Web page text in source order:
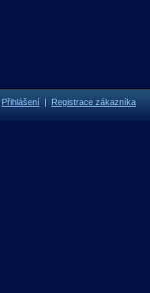
Přihlášení | Registrace zákazníka